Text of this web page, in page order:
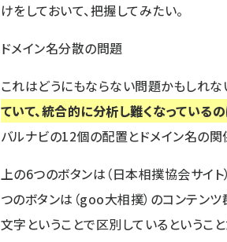
けをしておいて、把握してみたい。
ドメイン名分散の問題
これはどうにもならない問題かもしれな
ていて、統合的に分析し難くなっている
バルナビの12個の配置とドメイン名の関
上の6つのボタンは（日本相撲協会サイト
つのボタンは（goo大相撲）のコンテン
文字ということで区別しているということ